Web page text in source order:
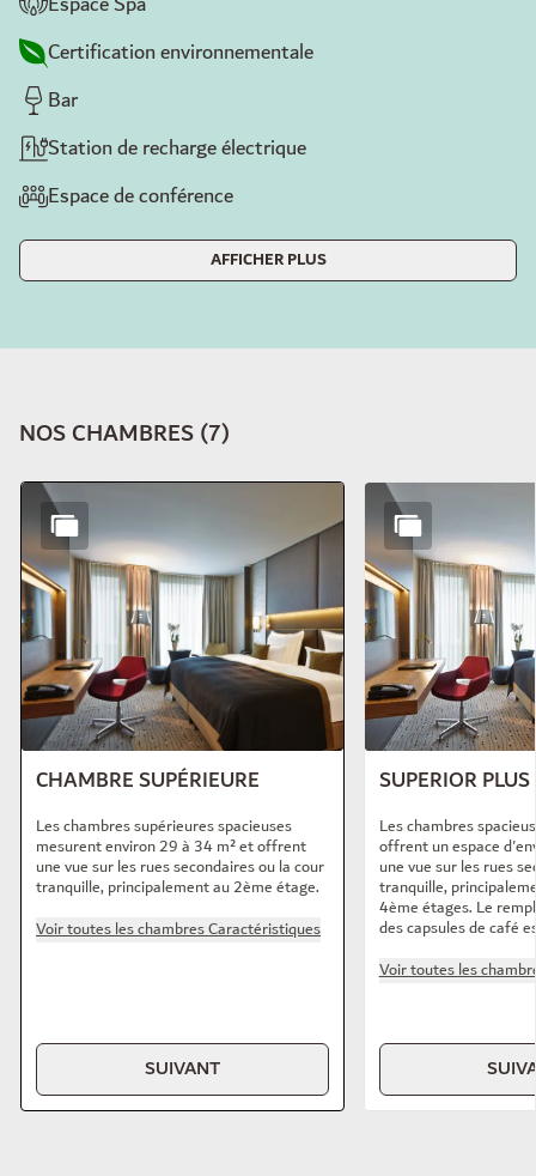
Certification environnementale
Bar
Station de recharge électrique
Espace de conférence
AFFICHER PLUS
NOS CHAMBRES(7)
Diapositive 1 de 7
CHAMBRE SUPÉRIEURE
Les chambres supérieures spacieuses
mesurent environ 29 à 34 m² et offrent
une vue sur les rues secondaires ou la cour
tranquille, principalement au 2ème étage.
Voir toutes les chambres Caractéristiques
SUIVANT
SUPERIOR
Les chambres
offrent un espace
une vue sur les rues
tranquille,
4ème étages. Le
des capsules de café
Voir toutes les